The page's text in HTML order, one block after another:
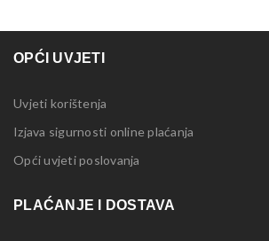
OPĆI UVJETI
Uvjeti korištenja
Izjava sigurnosti online plaćanja
Opći uvjeti poslovanja
PLAĆANJE I DOSTAVA